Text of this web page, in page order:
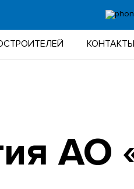
КОНТАКТЫ
АО